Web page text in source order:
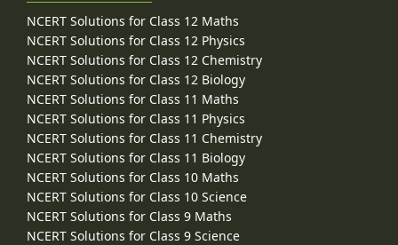
NCERT Solutions for Class 12 Maths
NCERT Solutions for Class 12 Physics
NCERT Solutions for Class 12 Chemistry
NCERT Solutions for Class 12 Biology
NCERT Solutions for Class 11 Maths
NCERT Solutions for Class 11 Physics
NCERT Solutions for Class 11 Chemistry
NCERT Solutions for Class 11 Biology
NCERT Solutions for Class 10 Maths
NCERT Solutions for Class 10 Science
NCERT Solutions for Class 9 Maths
NCERT Solutions for Class 9 Science